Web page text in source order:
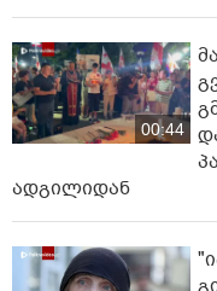
00:44
ადგილიდან